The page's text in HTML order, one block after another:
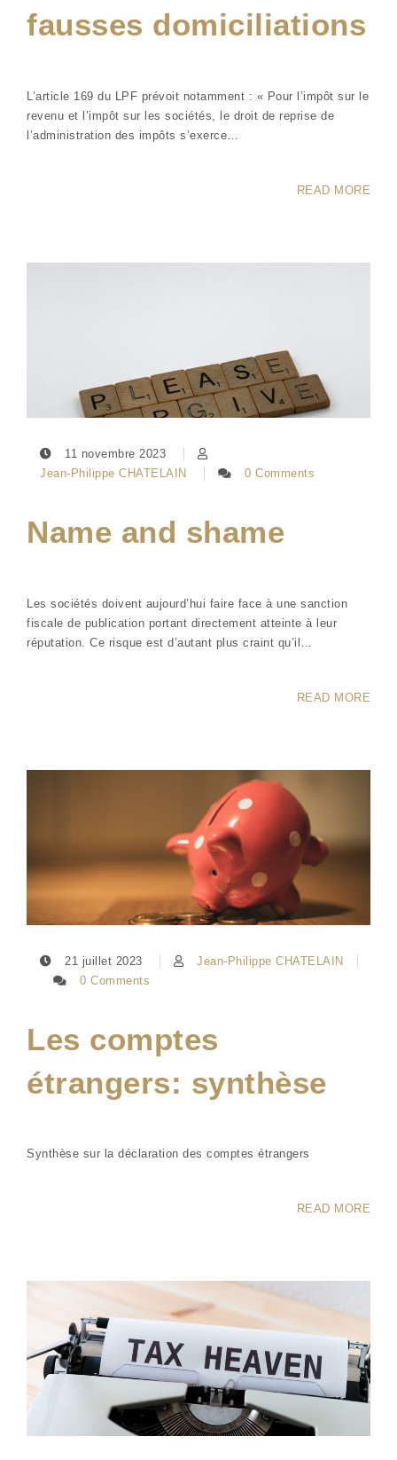
fausses domiciliations
L’article 169 du LPF prévoit notamment : « Pour l’impôt sur le
revenu et l’impôt sur les sociétés, le droit de reprise de
l’administration des impôts s’exerce…
READ MORE
11 novembre 2023
Jean-Philippe CHATELAIN
0 Comments
Name and shame
Les sociétés doivent aujourd’hui faire face à une sanction
fiscale de publication portant directement atteinte à leur
réputation. Ce risque est d’autant plus craint qu’il…
READ MORE
21 juillet 2023
Jean-Philippe CHATELAIN
0 Comments
Les comptes
étrangers: synthèse
Synthèse sur la déclaration des comptes étrangers
READ MORE